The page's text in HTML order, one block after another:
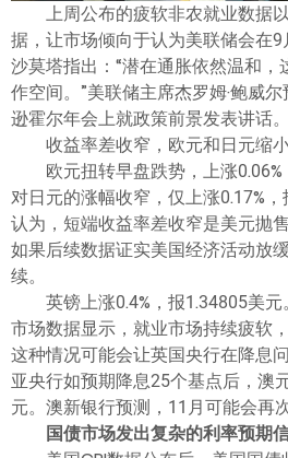
上周公布的疲软非农就业数据
据，让市场倾向于认为美联储会在
沙莫塔指出：“潜在通胀依然温和
作空间。”美联储主席杰罗姆·鲍威
逊霍尔年会上就政策前景发表讲话。
收益率差收窄，欧元和日元缩
欧元扭转早盘跌势，上涨
对日元的涨幅收窄，仅上涨0.17%
认为，短端收益率差收窄是美元抛
如果后续数据证实美国经济活动放
续。
英镑上涨0.4%，报1.34805美
市场数据显示，就业市场持续疲软
这种情况可能会让英国央行在降息
亚央行如预期降息25个基点后，澳
元。澳新银行预测，11月可能会再次
国债市场发出复杂的利率预期